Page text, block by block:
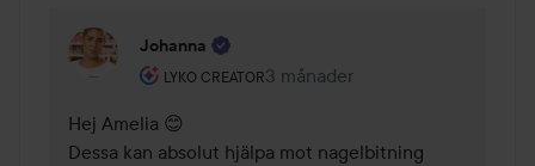
Johanna
LYKO CREATOR
Användarens roll: Lyko Creator.
3 månader
Kommentaren lades 3 månader
Hej Amelia 😊
Dessa kan absolut hjälpa mot nagelbitning